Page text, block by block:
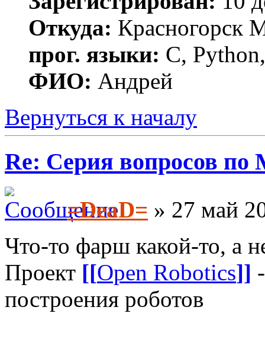
Откуда: Красногорск
прог. языки: C,
ФИО: Андрей
Вернуться к началу
Re: Серия вопросов
=DeaD= » 27 май
Что-то фарш какой-то, а
Проект [[Open Robotics]]
построения роботов